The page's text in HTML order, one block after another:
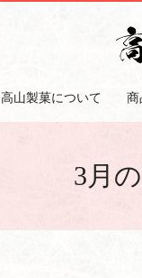
高山製菓について 商
3月